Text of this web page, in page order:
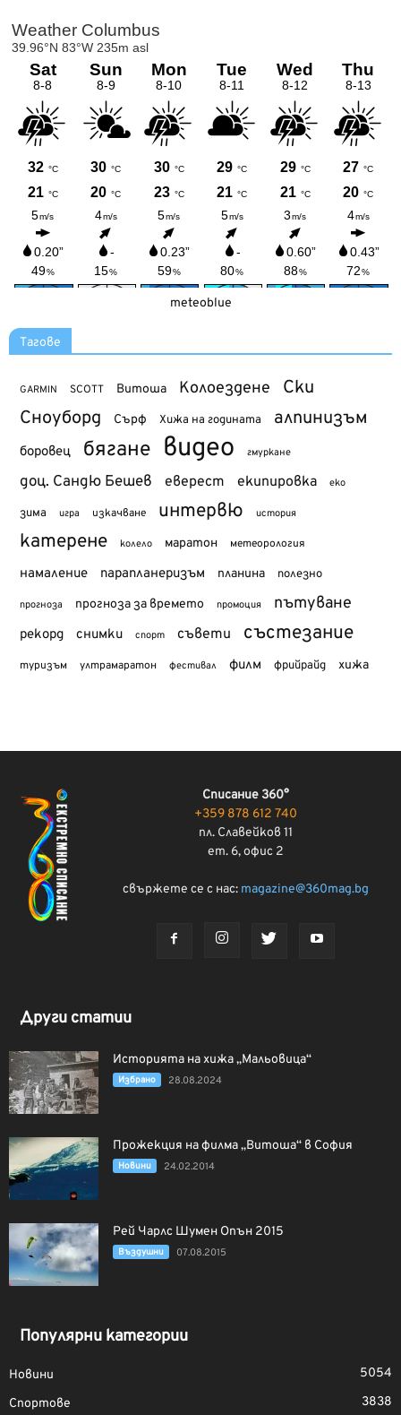
meteoblue
Тагове
GARMIN SCOTT Витоша Колоездене Ски
Сноуборд Сърф Хижа на годината алпинизъм
боровец бягане видео гмуркане
доц. Сандю Бешев еверест екипировка еко
зима игра изкачване интервю история
катерене колело маратон метеорология
намаление парапланеризъм планина полезно
прогноза прогноза за времето промоция пътуване
рекорд снимки спорт съвети състезание
туризъм ултрамаратон фестивал филм фрийрайд хижа
Списание 360°
+359 878 612 740
пл. Славейков 11
ет. 6, офис 2
свържете се с нас: magazine@360mag.bg
Други статии
Историята на хижа „Мальовица“
Избрано 28.08.2024
Прожекция на филма „Витоша“ в София
Новини 24.02.2014
Рей Чарлс Шумен Опън 2015
Въздушни 07.08.2015
Популярни категории
Новини
5054
Спортове
3838